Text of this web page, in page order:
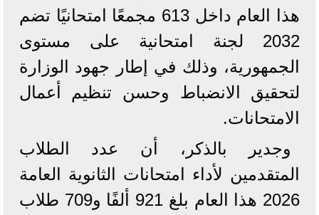
هذا العام داخل 613 مجمعًا امتحانيًا تضم
2032 لجنة امتحانية على مستوى
الجمهورية، وذلك في إطار جهود الوزارة
لتحقيق الانضباط وحسن تنظيم أعمال
الامتحانات.
وجدير بالذكر، أن عدد الطلاب
المتقدمين لأداء امتحانات الثانوية العامة
2026 هذا العام بلغ 921 ألفًا و709 طلاب